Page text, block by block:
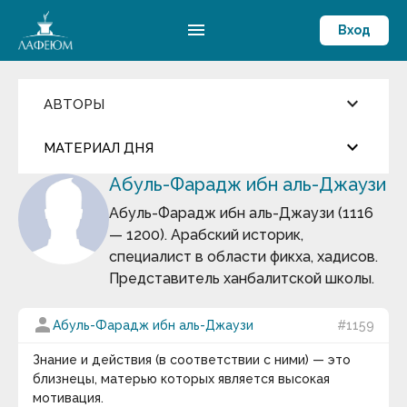
menu Вход
АВТОРЫ keyboard_arrow_down
close
Фильмы и Сериалы
Пословицы и поговорки
Аамир Кхан
Абрахам Маслоу
Абу-ль-Фарадж бин Харун
Абуль-Фарадж ибн аль-Джаузи
Август Бебель
Авессалом Подводный
Авиценна
Авл Корнелий Цельс
Авраам Линкольн
Аврелий Августин
Адам Смит
Абуль-Фарадж ибн аль-Джаузи
Абуль-Фарадж ибн аль-Джаузи (1116
— 1200). Арабский историк,
специалист в области фикха, хадисов.
Представитель ханбалитской школы.
personАбуль-Фарадж ибн аль-Джаузи #1159
Знание и действия (в соответствии с ними) — это
близнецы, матерью которых является высокая
мотивация.
МАТЕРИАЛ ДНЯ keyboard_arrow_down
Цитата дня more_horiz
Беляев Игорь Александрович
удовлетворения нескольких потребностей,
причём не только сходных между собой, но и
существенно отличающихся друг от друга. Точно
так же удовлетворение определённой